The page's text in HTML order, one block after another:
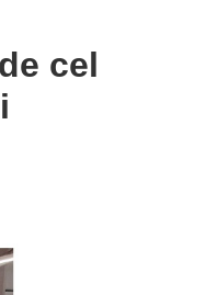
cel